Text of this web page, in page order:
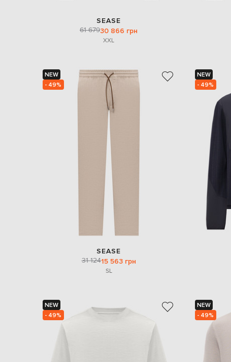
SEASE
61 67930 866 грн
XXL
NEW
- 49%
SEASE
31 12415 563 грн
SL
NEW
- 49%
NEW
- 49%
NEW
- 49%